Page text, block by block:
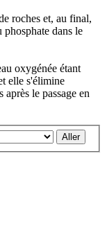
roches et, au final,
dans le
oxygénée étant
elle s'élimine
après le passage en